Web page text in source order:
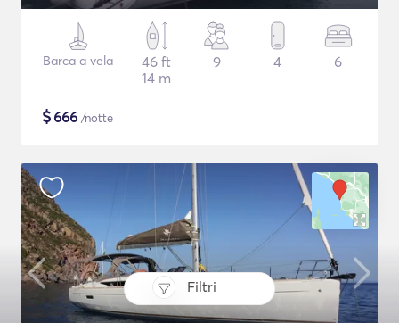
Filtri
Barca a vela
46 ft
14 m
9 4 6
$666 /notte